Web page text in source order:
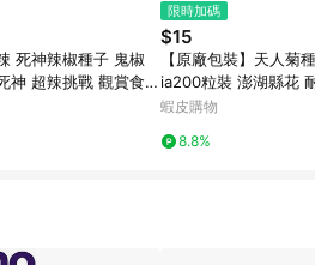
死神辣椒種子 鬼椒
神 超辣挑戰 觀賞食用
椒收藏 煉獄級 自種
限時加碼
$15
【原廠包裝】天人菊
ia200粒裝 澎湖縣花
花 四季開花 蜜源植物
蝦皮購物
8.8%